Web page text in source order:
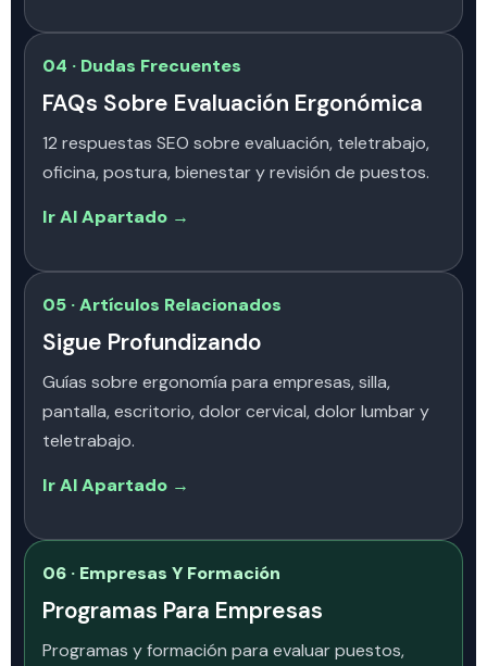
04 · Dudas Frecuentes
FAQs Sobre Evaluación Ergonómica
12 respuestas SEO sobre evaluación, teletrabajo,
oficina, postura, bienestar y revisión de puestos.
Ir Al Apartado →
05 · Artículos Relacionados
Sigue Profundizando
Guías sobre ergonomía para empresas, silla,
pantalla, escritorio, dolor cervical, dolor lumbar y
teletrabajo.
Ir Al Apartado →
06 · Empresas Y Formación
Programas Para Empresas
Programas y formación para evaluar puestos,